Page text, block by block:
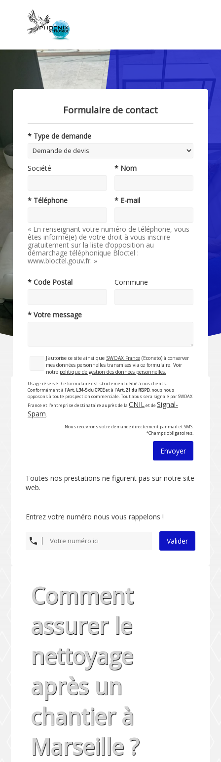
Formulaire de contact
* Type de demande
Société * Nom
* Téléphone * E-mail
« En renseignant votre numéro de téléphone, vous
êtes informé(e) de votre droit à vous inscrire
gratuitement sur la liste d’opposition au
démarchage téléphonique Bloctel :
www.bloctel.gouv.fr. »
* Code Postal Commune
* Votre message
J'autorise ce site ainsi que SWOAX France (Econeto) à conserver
mes données personnelles transmises via ce formulaire. Voir
notre politique de gestion des données personnelles.
Usage réservé : Ce formulaire est strictement dédié à nos clients.
Conformément à l'Art. L34-5 du CPCEet à l'Art. 21 du RGPD, nous nous
opposons à toute prospection commerciale. Tout abus sera signalé par SWOAX
France et l'entreprise destinataire auprès de la CNILet de Signal-
Spam.
Nous recevrons votre demande directement par mail et SMS.
*Champs obligatoires.
Envoyer
Toutes nos prestations ne figurent pas sur notre site
web.
Entrez votre numéro nous vous rappelons !
Valider
Comment
assurer le
nettoyage
après un
chantier à
Marseille ?